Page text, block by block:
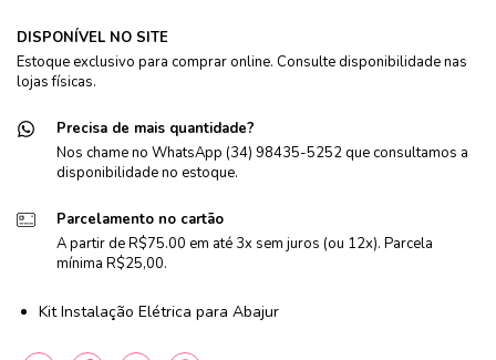
DISPONÍVEL NO SITE
Estoque exclusivo para comprar online. Consulte disponibilidade nas
lojas físicas.
Precisa de mais quantidade?
Nos chame no WhatsApp (34) 98435-5252 que consultamos a
disponibilidade no estoque.
Parcelamento no cartão
A partir de R$75.00 em até 3x sem juros (ou 12x). Parcela
mínima R$25,00.
Kit Instalação Elétrica para Abajur